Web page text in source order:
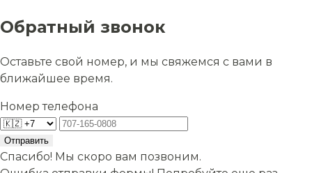
Обратный звонок
Оставьте свой номер, и мы свяжемся с вами в
ближайшее время.
Номер телефона
Отправить
Спасибо! Мы скоро вам позвоним.